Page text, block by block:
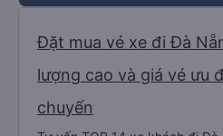
Đặt mua vé xe đi Đà
lượng cao và giá vé ưu
chuyến